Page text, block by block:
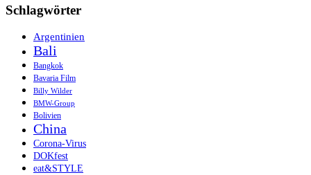
Schlagwörter
Argentinien
Bali
Bangkok
Bavaria Film
Billy Wilder
BMW-Group
Bolivien
China
Corona-Virus
DOKfest
eat&STYLE